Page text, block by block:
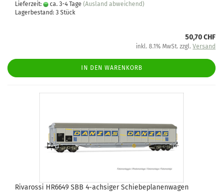
Lieferzeit:
ca. 3-4 Tage (Ausland abweichend)
Lagerbestand: 3 Stück
50,70 CHF
inkl. 8.1% MwSt. zzgl. Versand
IN DEN WARENKORB
Rivarossi HR6649 SBB 4-achsiger Schiebeplanenwagen